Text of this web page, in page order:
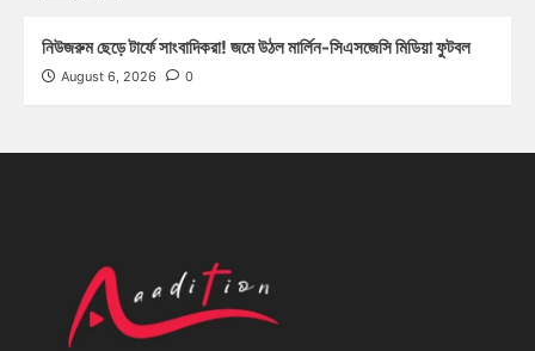
নিউজরুম ছেড়ে টার্ফে সাংবাদিকরা! জমে উঠল মার্লিন-সিএসজেসি মিডিয়া ফুটবল
August 6, 2026 0